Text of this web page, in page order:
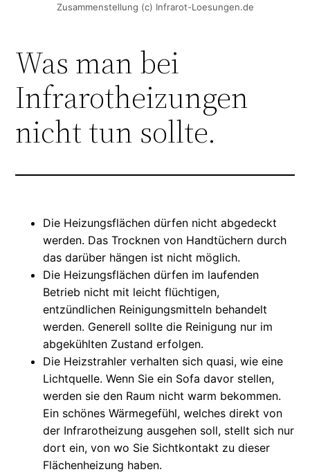
Zusammenstellung (c) Infrarot-Loesungen.de
Was man bei
Infrarotheizungen
nicht tun sollte.
Die Heizungsflächen dürfen nicht abgedeckt
werden. Das Trocknen von Handtüchern durch
das darüber hängen ist nicht möglich.
Die Heizungsflächen dürfen im laufenden
Betrieb nicht mit leicht flüchtigen,
entzündlichen Reinigungsmitteln behandelt
werden. Generell sollte die Reinigung nur im
abgekühlten Zustand erfolgen.
Die Heizstrahler verhalten sich quasi, wie eine
Lichtquelle. Wenn Sie ein Sofa davor stellen,
werden sie den Raum nicht warm bekommen.
Ein schönes Wärmegefühl, welches direkt von
der Infrarotheizung ausgehen soll, stellt sich nur
dort ein, von wo Sie Sichtkontakt zu dieser
Flächenheizung haben.